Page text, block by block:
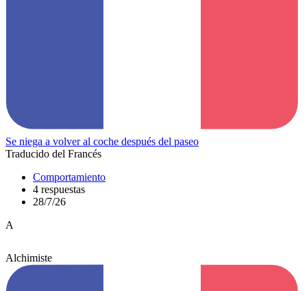
Se niega a volver al coche después del paseo
Traducido del Francés
Comportamiento
4 respuestas
28/7/26
A
Alchimiste